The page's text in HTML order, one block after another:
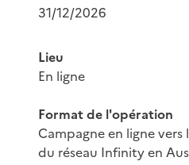
31/12/2026
Lieu
En ligne
Format de l'opération
Campagne en ligne vers
du réseau Infinity en